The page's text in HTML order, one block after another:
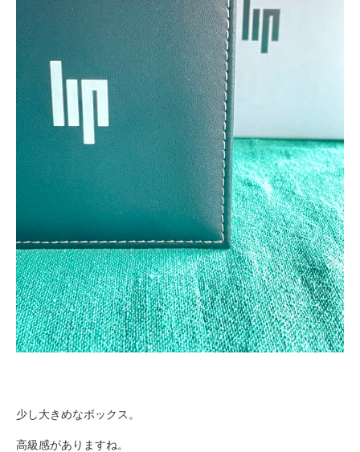
少し大きめなボックス。
高級感がありますね。